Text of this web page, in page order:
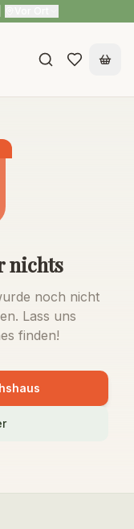
nichts
noch nicht
Lass uns
finden!